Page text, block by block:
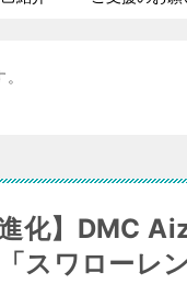
化】DMC
スワローレ